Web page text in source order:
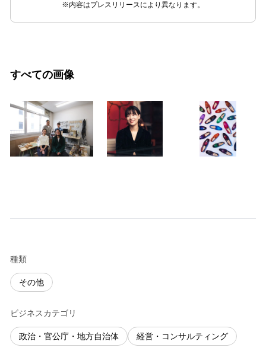
※内容はプレスリリースにより異なります。
すべての画像
種類
その他
ビジネスカテゴリ
政治・官公庁・地方自治体 経営・コンサルティング